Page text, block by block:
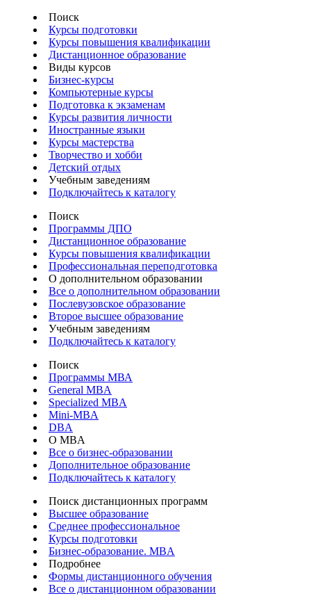
Поиск
Курсы подготовки
Курсы повышения квалификации
Дистанционное образование
Виды курсов
Бизнес-курсы
Компьютерные курсы
Подготовка к экзаменам
Курсы развития личности
Иностранные языки
Курсы мастерства
Творчество и хобби
Детский отдых
Учебным заведениям
Подключайтесь к каталогу
Поиск
Программы ДПО
Дистанционное образование
Курсы повышения квалификации
Профессиональная переподготовка
О дополнительном образовании
Все о дополнительном образовании
Послевузовское образование
Второе высшее образование
Учебным заведениям
Подключайтесь к каталогу
Поиск
Программы МВА
General MBA
Specialized MBA
Mini-MBA
DBA
О MBA
Все о бизнес-образовании
Дополнительное образование
Подключайтесь к каталогу
Поиск дистанционных программ
Высшее образование
Среднее профессиональное
Курсы подготовки
Бизнес-образование. MBA
Подробнее
Формы дистанционного обучения
Все о дистанционном образовании